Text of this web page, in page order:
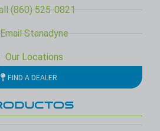
(860) 525-0821
Email Stanadyne
Our Locations
FIND A DEALER